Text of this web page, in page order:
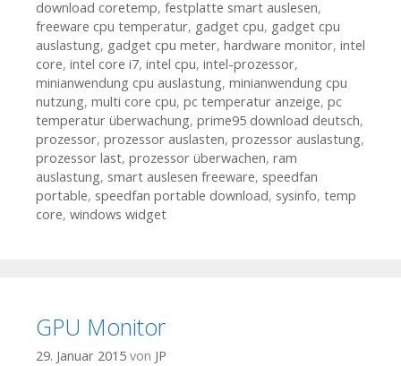
download coretemp, festplatte smart auslesen,
freeware cpu temperatur, gadget cpu, gadget cpu
auslastung, gadget cpu meter, hardware monitor, intel
core, intel core i7, intel cpu, intel-prozessor,
minianwendung cpu auslastung, minianwendung cpu
nutzung, multi core cpu, pc temperatur anzeige, pc
temperatur überwachung, prime95 download deutsch,
prozessor, prozessor auslasten, prozessor auslastung,
prozessor last, prozessor überwachen, ram
auslastung, smart auslesen freeware, speedfan
portable, speedfan portable download, sysinfo, temp
core, windows widget
GPU Monitor
29. Januar 2015 von JP